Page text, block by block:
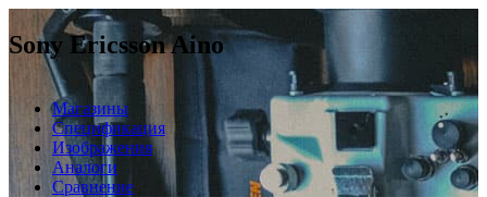
Sony Ericsson Aino
Магазины
Спецификация
Изображения
Аналоги
Сравнение